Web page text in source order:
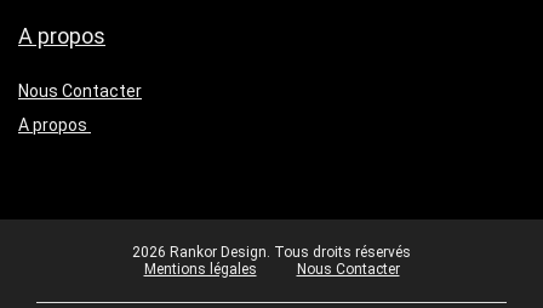
A propos
Nous Contacter
A propos
2026 Rankor Design. Tous droits réservés
Mentions légales
Nous Contacter